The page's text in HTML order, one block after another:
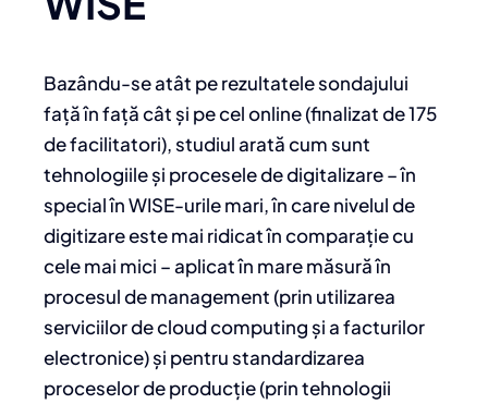
Bazându-se atât pe rezultatele sondajului
față în față cât și pe cel online (finalizat de 175
de facilitatori), studiul arată cum sunt
tehnologiile și procesele de digitalizare – în
special în WISE-urile mari, în care nivelul de
digitizare este mai ridicat în comparație cu
cele mai mici – aplicat în mare măsură în
procesul de management (prin utilizarea
serviciilor de cloud computing și a facturilor
electronice) și pentru standardizarea
proceselor de producție (prin tehnologii